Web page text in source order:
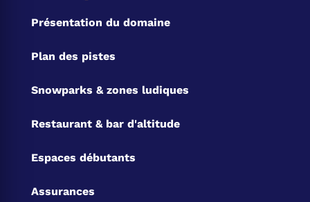
Présentation du domaine
Plan des pistes
Snowparks & zones ludiques
Restaurant & bar d'altitude
Espaces débutants
Assurances